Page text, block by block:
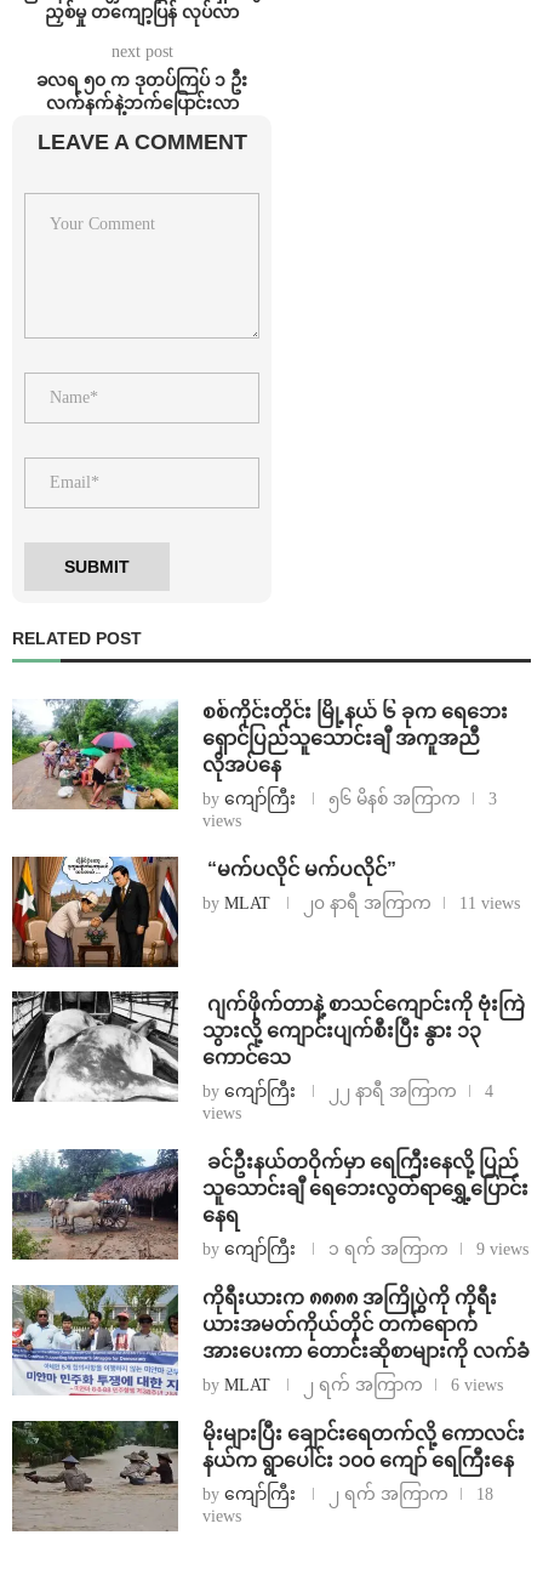
ညှစ်မှု တကျော့ပြန် လုပ်လာ
next post
ခလရ ၅၀ က ဒုတပ်ကြပ် ၁ ဦး
လက်နက်နဲ့ဘက်ပြောင်းလာ
LEAVE A COMMENT
RELATED POST
စစ်ကိုင်းတိုင်း မြို့နယ် ၆ ခုက ရေဘေး
ရှောင်ပြည်သူသောင်းချီ အကူအညီ
လိုအပ်နေ
by ကျော်ကြီး ၅၆ မိနစ် အကြာက
3
views
⁨ ⁨“မက်ပလိုင် မက်ပလိုင်”
by MLAT ၂၀ နာရီ အကြာက 11 views
⁨⁩ ⁨ဂျက်ဖိုက်တာနဲ့ စာသင်ကျောင်းကို ဗုံးကြဲ
သွားလို့ ကျောင်းပျက်စီးပြီး နွား ၁၃
ကောင်သေ
by ကျော်ကြီး ၂၂ နာရီ အကြာက
4
views
⁩ ⁨ခင်ဦးနယ်တဝိုက်မှာ ရေကြီးနေလို့ ပြည်
သူသောင်းချီ ရေဘေးလွတ်ရာရွှေ့ပြောင်း
နေရ
by ကျော်ကြီး ၁ ရက် အကြာက 9 views
ကိုရီးယားက ၈၈၈၈ အကြိုပွဲကို ကိုရီး
ယားအမတ်ကိုယ်တိုင် တက်ရောက်
အားပေးကာ တောင်းဆိုစာများကို လက်ခံ
by MLAT ၂ ရက် အကြာက 6 views
⁨မိုးများပြီး ချောင်းရေတက်လို့ ကောလင်း
နယ်က ရွာပေါင်း ၁၀၀ ကျော် ရေကြီးနေ
by ကျော်ကြီး ၂ ရက် အကြာက
18
views